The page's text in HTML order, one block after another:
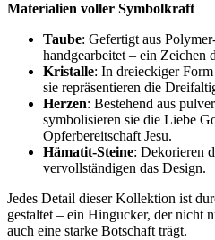
Materialien voller Symbolkraft
Taube: Gefertigt aus
handgearbeitet – ein Zeichen
Kristalle: In dreieckiger
sie repräsentieren die
Herzen: Bestehend aus
symbolisieren sie die Liebe
Opferbereitschaft Jesu.
Hämatit-Steine: Dekorieren
vervollständigen das Design.
Jedes Detail dieser Kollektion ist
gestaltet – ein Hingucker, der nicht
auch eine starke Botschaft trägt.